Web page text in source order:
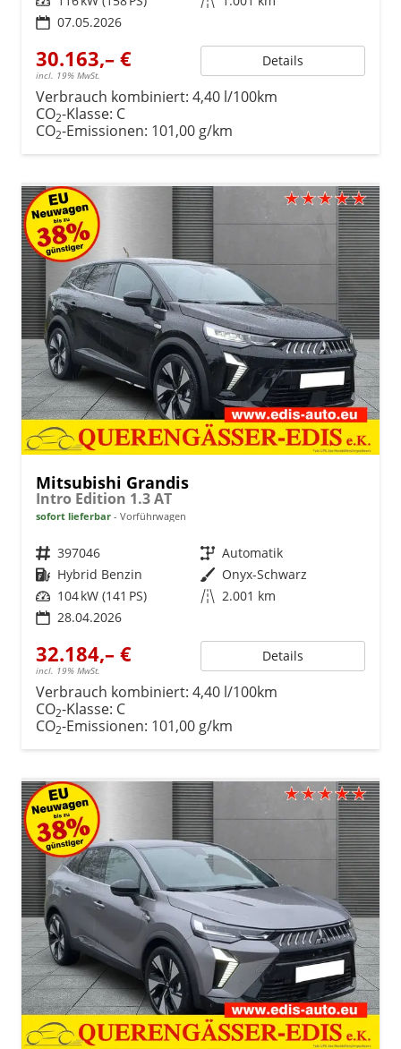
07.05.2026
30.163,– €
incl. 19% MwSt.
Details
Verbrauch kombiniert: 4,40 l/100km
CO2-Klasse: C
CO2-Emissionen: 101,00 g/km
Mitsubishi Grandis
Intro Edition 1.3 AT
sofort lieferbar Vorführwagen
Fahrzeugnr. 397046 Getriebe Automatik
Kraftstoff Hybrid Benzin Außenfarbe Onyx-Schwarz
Leistung 104 kW (141 PS) Kilometerstand 2.001 km
28.04.2026
32.184,– €
incl. 19% MwSt.
Details
Verbrauch kombiniert: 4,40 l/100km
CO2-Klasse: C
CO2-Emissionen: 101,00 g/km